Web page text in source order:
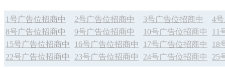
1号广告位招商中 2号广告位招商中 3号广告位招商中
4
8号广告位招商中
9号广告位招商中 10号广告位招商中
11
15号广告位招商中
16号广告位招商中 17号广告位招商中
18
22号广告位招商中
23号广告位招商中 24号广告位招商中 25